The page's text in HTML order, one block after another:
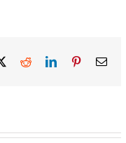
RedditLinkedInPinterestEmail